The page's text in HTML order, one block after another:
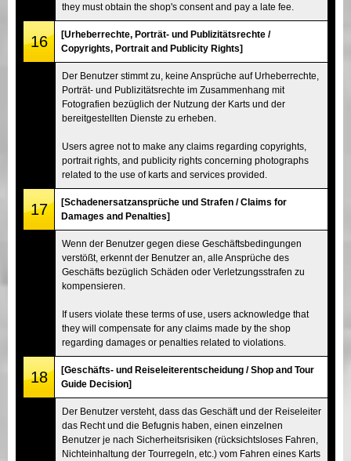
they must obtain the shop's consent and pay a late fee.
16
[Urheberrechte, Porträt- und Publizitätsrechte /
Copyrights, Portrait and Publicity Rights]
Der Benutzer stimmt zu, keine Ansprüche auf Urheberrechte,
Porträt- und Publizitätsrechte im Zusammenhang mit
Fotografien bezüglich der Nutzung der Karts und der
bereitgestellten Dienste zu erheben.
Users agree not to make any claims regarding copyrights,
portrait rights, and publicity rights concerning photographs
related to the use of karts and services provided.
17
[Schadenersatzansprüche und Strafen / Claims for
Damages and Penalties]
Wenn der Benutzer gegen diese Geschäftsbedingungen
verstößt, erkennt der Benutzer an, alle Ansprüche des
Geschäfts bezüglich Schäden oder Verletzungsstrafen zu
kompensieren.
If users violate these terms of use, users acknowledge that
they will compensate for any claims made by the shop
regarding damages or penalties related to violations.
18
[Geschäfts- und Reiseleiterentscheidung / Shop and Tour
Guide Decision]
Der Benutzer versteht, dass das Geschäft und der Reiseleiter
das Recht und die Befugnis haben, einen einzelnen
Benutzer je nach Sicherheitsrisiken (rücksichtsloses Fahren,
Nichteinhaltung der Tourregeln, etc.) vom Fahren eines Karts